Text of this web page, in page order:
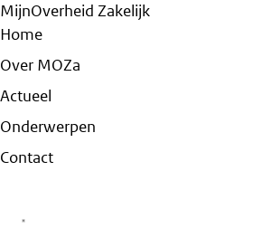
MijnOverheid Zakelijk
Home
Over MOZa
Actueel
Onderwerpen
Contact